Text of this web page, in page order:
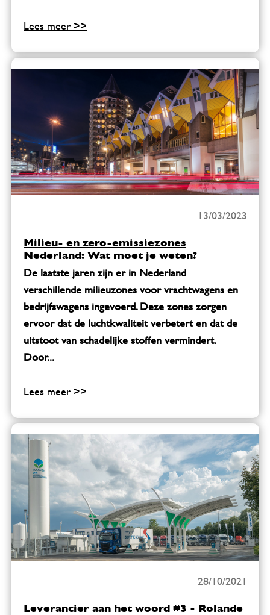
Lees meer >>
13/03/2023
Milieu- en zero-emissiezones
Nederland: Wat moet je weten?
De laatste jaren zijn er in Nederland
verschillende milieuzones voor vrachtwagens en
bedrijfswagens ingevoerd. Deze zones zorgen
ervoor dat de luchtkwaliteit verbetert en dat de
uitstoot van schadelijke stoffen vermindert.
Door...
Lees meer >>
28/10/2021
Leverancier aan het woord #3 - Rolande